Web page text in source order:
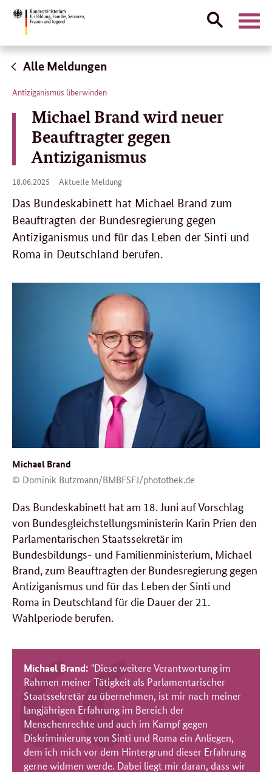
Direktlink:
Suche
Alle Meldungen
Antiziganismus überwinden
Michael Brand wird neuer
Beauftragter gegen
Antiziganismus
18.06.2025
18.
2025
Aktuelle Meldung
Das Bundeskabinett hat Michael Brand zum
Beauftragten der Bundesregierung gegen
Antiziganismus und für das Leben der Sinti und
Roma in Deutschland berufen.
Michael Brand
© Dominik Butzmann/BMBFSFJ/photothek.de
Das Bundeskabinett hat am 18. Juni auf Vorschlag
von Bundesgleichstellungsministerin Karin Prien den
Parlamentarischen Staatssekretär im
Bundesbildungs- und Familienministerium, Michael
Brand, zum Beauftragten der Bundesregierung gegen
Antiziganismus und für das Leben der Sinti und
Roma in Deutschland für die Dauer der 21.
Wahlperiode berufen.
Michael Brand: "Diese weitere Verantwortung im
Rahmen meiner Tätigkeit als Parlamentarischer
Staatssekretär zu übernehmen, ist mir nach meiner
langjährigen Erfahrung im Bereich der
Menschenrechte und auch im Kampf gegen
Diskriminierung von Sinti und Roma ein Anliegen,
dem ich mich vor dem Hintergrund dieser Erfahrung
gerne widmen werde. Dabei liegt mir daran, dass wir